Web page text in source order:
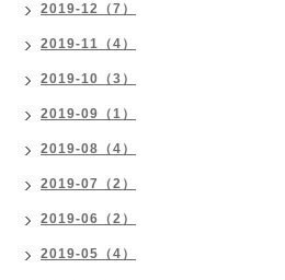
2019-12（7）
2019-11（4）
2019-10（3）
2019-09（1）
2019-08（4）
2019-07（2）
2019-06（2）
2019-05（4）